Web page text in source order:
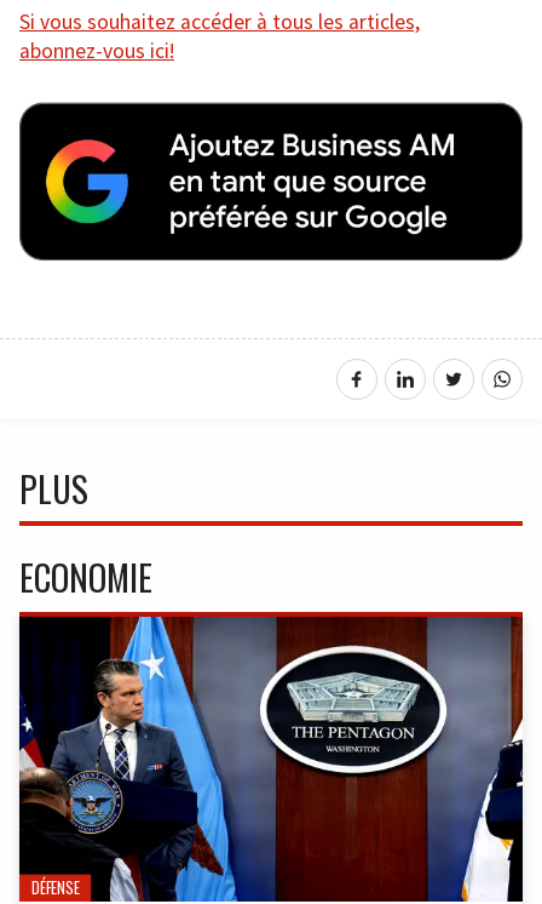
Si vous souhaitez accéder à tous les articles,
abonnez-vous ici!
PLUS
ECONOMIE
DÉFENSE